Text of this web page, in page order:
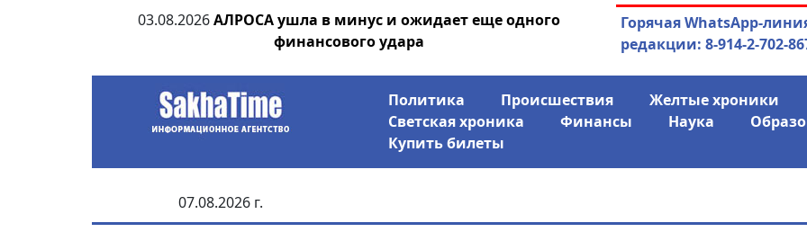
03.08.2026 АЛРОСА ушла в минус и ожидает еще одного
финансового удара
04.08.2026Маринычев у
Горячая WhatsApp-
редакции: 8-914-2-702-
Политика Происшествия Желтые хроники
Светская хроника
Финансы Наука
Купить билеты
07.08.2026 г.